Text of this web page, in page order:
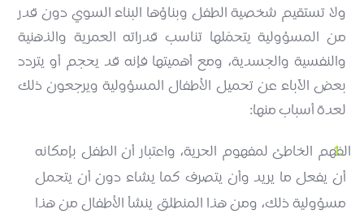
ولا تستقيم شخصية الطفل وبناؤها البناء السوي دون قدر
من المسؤولية يتحمّلها تناسب قدراته العمرية والذهنية
والنفسية والجسدية، ومع أهميتها فإنه قد يحجم أو يتردد
بعض الآباء عن تحميل الأطفال المسؤولية ويرجعون ذلك
لعدة أسباب منها:
الفهم الخاطئ لمفهوم الحرية، واعتبار أن الطفل بإمكانه
أن يفعل ما يريد وأن يتصرف كما يشاء دون أن يتحمل
مسؤولية ذلك، ومن هذا المنطلق ينشأ الأطفال من هذا